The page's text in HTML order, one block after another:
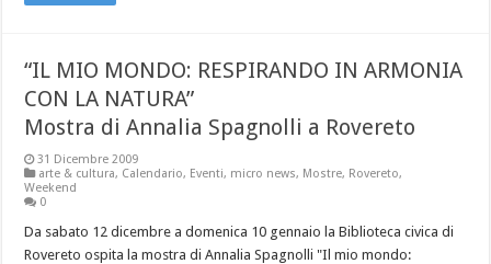
“IL MIO MONDO: RESPIRANDO IN ARMONIA
CON LA NATURA”
Mostra di Annalia Spagnolli a Rovereto
31 Dicembre 2009
arte & cultura, Calendario, Eventi, micro news, Mostre, Rovereto,
Weekend
0
Da sabato 12 dicembre a domenica 10 gennaio la Biblioteca civica di
Rovereto ospita la mostra di Annalia Spagnolli "Il mio mondo: